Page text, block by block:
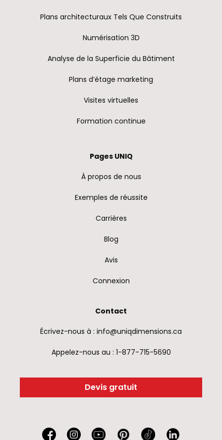
Plans architecturaux Tels Que Construits
Numérisation 3D
Analyse de la Superficie du Bâtiment
Plans d’étage marketing
Visites virtuelles
Formation continue
Pages UNIQ
À propos de nous
Exemples de réussite
Carrières
Blog
Avis
Connexion
Contact
Écrivez-nous à : info@uniqdimensions.ca
Appelez-nous au : 1-877-715-5690
Devis gratuit